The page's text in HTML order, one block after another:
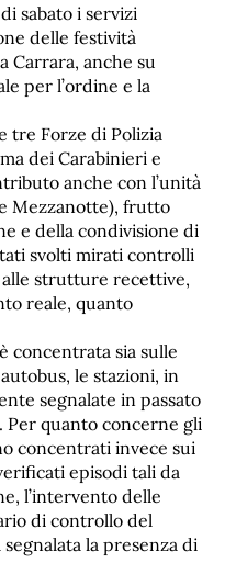
sabato i servizi
delle festività
Carrara, anche su
per l’ordine e la
tre Forze di Polizia
dei Carabinieri e
anche con l’unità
Mezzanotte), frutto
e della condivisione di
svolti mirati controlli
strutture recettive,
reale, quanto
concentrata sia sulle
le stazioni, in
segnalate in passato
Per quanto concerne gli
concentrati invece sui
episodi tali da
l’intervento delle
di controllo del
la presenza di